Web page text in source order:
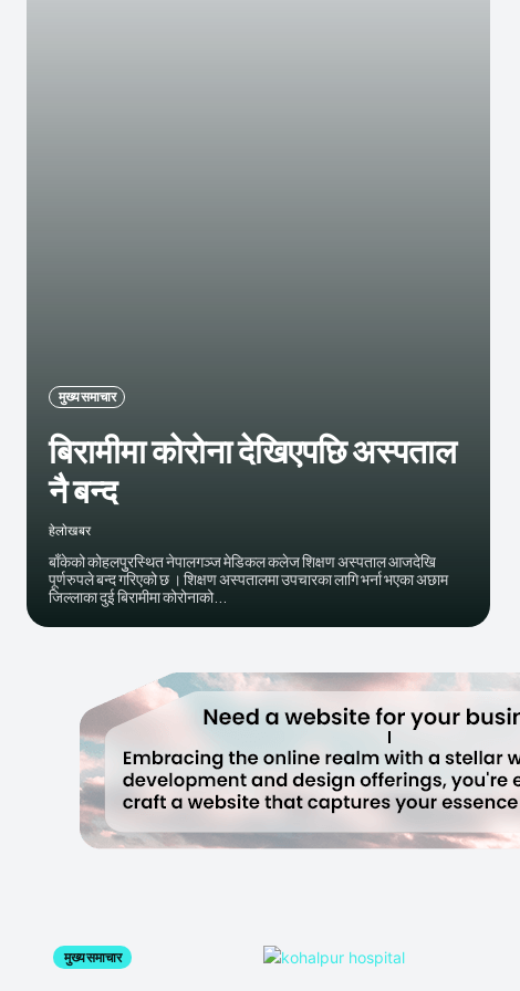
मुख्य समाचार
बिरामीमा कोरोना देखिएपछि अस्पताल
नै बन्द
हेलाेखबर
बाँकेको कोहलपुुरस्थित नेपालगञ्ज मेडिकल कलेज शिक्षण अस्पताल आजदेखि
पूर्णरुपले बन्द गरिएको छ । शिक्षण अस्पतालमा उपचारका लागि भर्ना भएका अछाम
जिल्लाका दुई बिरामीमा कोरोनाको...
मुख्य समाचार